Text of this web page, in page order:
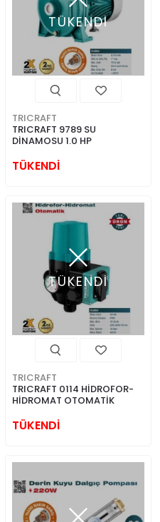
TÜKENDİ
TRICRAFT
TRICRAFT 9789 SU
DİNAMOSU 1.0 HP
TÜKENDİ
TÜKENDİ
TRICRAFT
TRICRAFT 0114 HİDROFOR-
HİDROMAT OTOMATİK
TÜKENDİ